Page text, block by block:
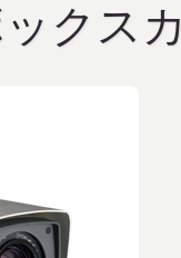
クス